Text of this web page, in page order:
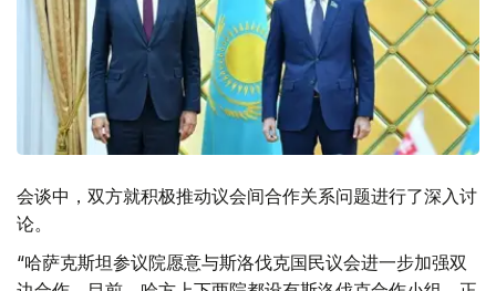
会谈中，双方就积极推动议会间合作关系问题进行了深入讨
论。
“哈萨克斯坦参议院愿意与斯洛伐克国民议会进一步加强双